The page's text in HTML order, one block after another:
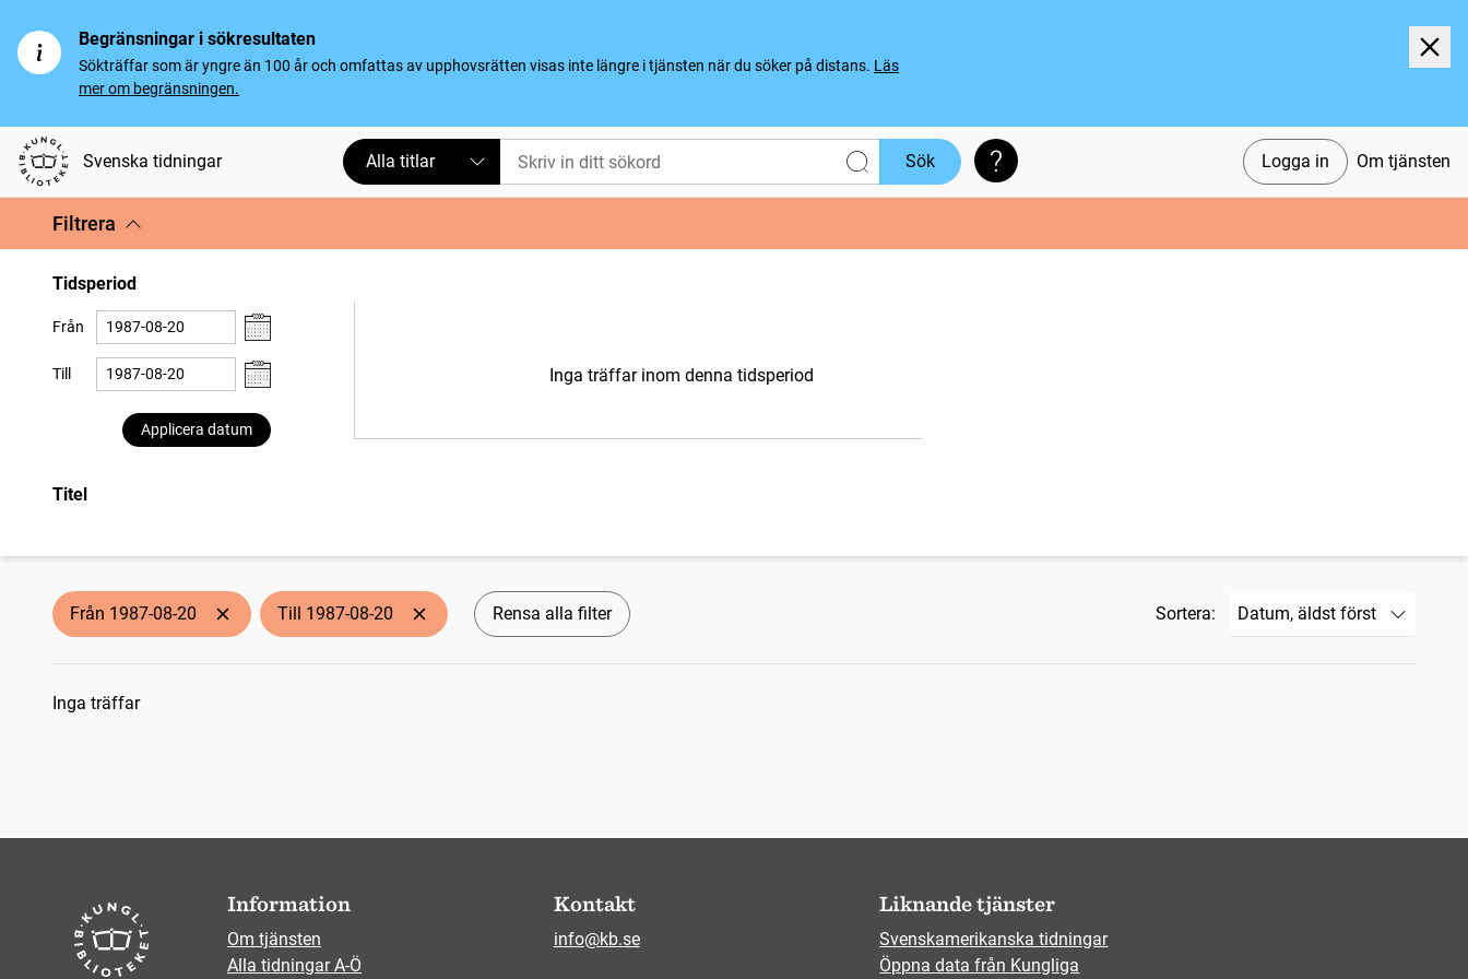
Begränsningar i sökresultaten
Sökträffar som är yngre än 100 år och omfattas av upphovsrätten visas inte längre i tjänsten när du söker på distans. Läs
mer om begränsningen.
Svenska tidningar Logga in Om tjänsten
Alla titlar Sök Söktips
Filtrera
Tidsperiod
Från
Till
Applicera datum
Inga träffar inom denna tidsperiod
Titel
Från 1987-08-20 Till 1987-08-20 Rensa alla filter Sortera:
Sökresultat
Inga träffar
Information
Om tjänsten
Alla tidningar A-Ö
Kontakt
info@kb.se
Liknande tjänster
Svenskamerikanska tidningar
Öppna data från Kungliga